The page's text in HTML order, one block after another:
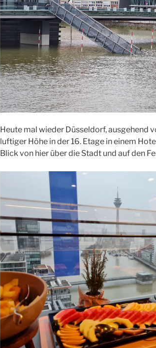
Heute mal wieder Düsseldorf, ausgehend
luftiger Höhe in der 16. Etage in einem
Blick von hier über die Stadt und auf den